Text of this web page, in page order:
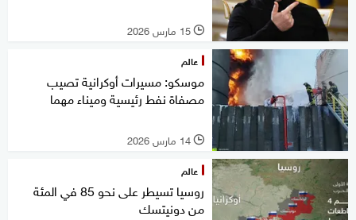
l 15 مارس 2026
عالم
موسكو: مسيرات أوكرانية تصيب
مصفاة نفط رئيسية وميناء مهما
l 14 مارس 2026
عالم
روسيا تسيطر على نحو 85 في المئة
من دونيتسك